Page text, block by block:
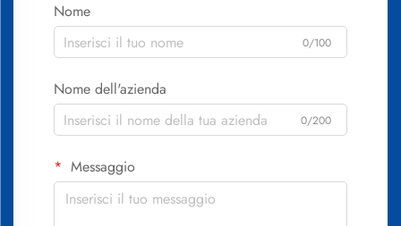
Nome
0/100
Nome dell'azienda
0/200
Messaggio